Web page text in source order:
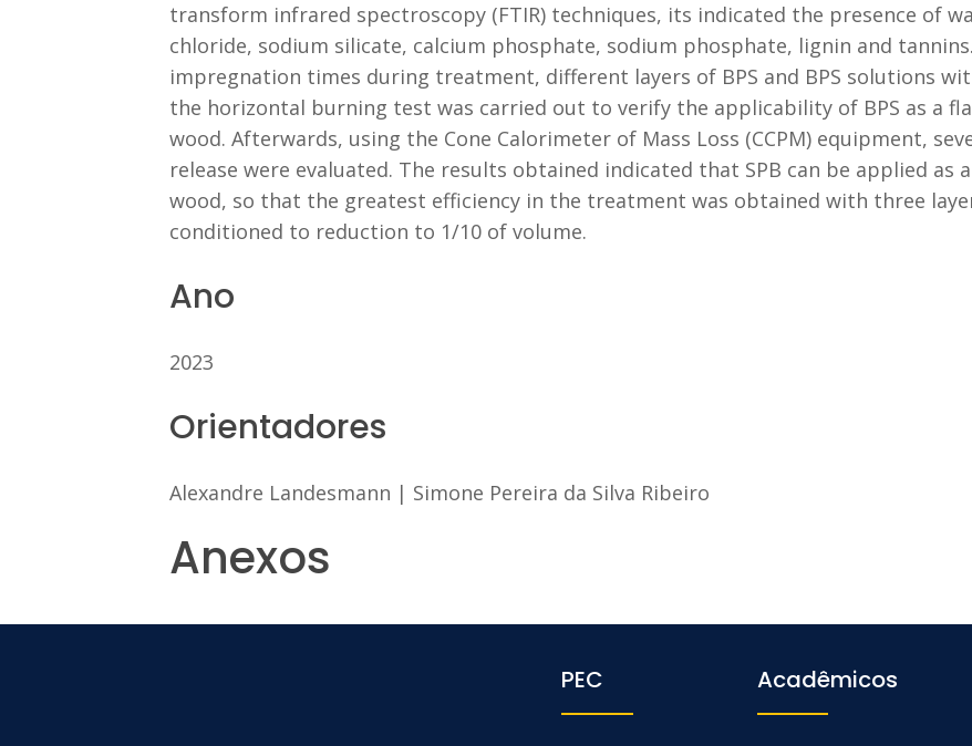
transform infrared spectroscopy (FTIR) techniques, its indicated the presence of
chloride, sodium silicate, calcium phosphate, sodium phosphate, lignin and
impregnation times during treatment, different layers of BPS and BPS solutions
the horizontal burning test was carried out to verify the applicability of BPS as a
wood. Afterwards, using the Cone Calorimeter of Mass Loss (CCPM) equipment,
release were evaluated. The results obtained indicated that SPB can be applied
wood, so that the greatest efficiency in the treatment was obtained with three
conditioned to reduction to 1/10 of volume.
Ano
2023
Orientadores
Alexandre Landesmann | Simone Pereira da Silva Ribeiro
Anexos
PEC Acadêmicos